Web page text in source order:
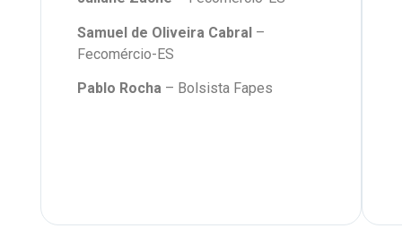
Samuel de Oliveira Cabral–
Fecomércio-ES
Pablo Rocha – Bolsista Fapes